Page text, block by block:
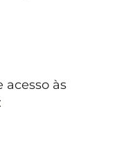
acesso às
: